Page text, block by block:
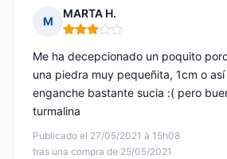
M
MARTA H.
Nota: 3 de 5
Publicado el 27/05/2021 à 15h08
tras una compra de 25/05/2021
Me ha decepcionado un poquito
una piedra muy pequeñita, 1cm o
enganche bastante sucia :( pero
turmalina